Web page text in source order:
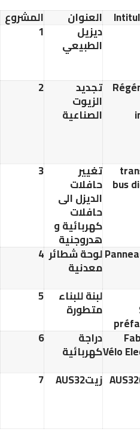
العنوان المشروع
ديزيل
الطبيعي
تجديد
الزيوت
الصناعية
تغيير
حافلات
الديزل الى
حافلات
كهربائية و
هدروجنية
لوحة شطائر
معدنية
4
لبنة للبناء
متطورة
Vélo
دراجة
كهربائية
زيتAUS32